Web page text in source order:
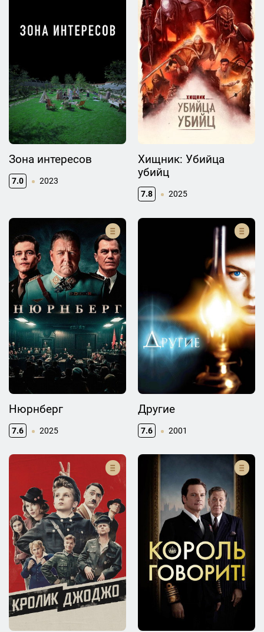
Зона интересов
7.0 2023
Хищник: Убийца
убийц
7.8 2025
Нюрнберг
7.6 2025
Другие
7.6 2001